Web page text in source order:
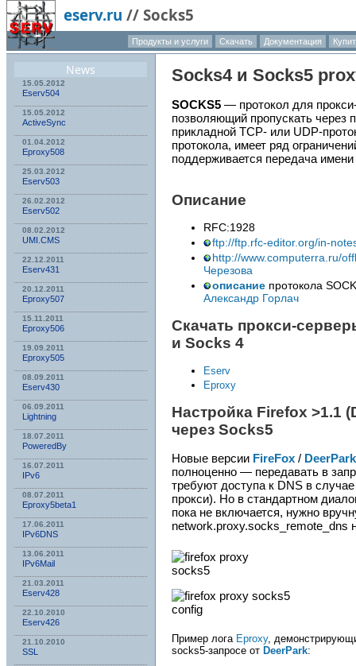
eserv.ru // Socks5
Продукты и услуги Скачать Документация
News
15.05.2012
Eserv504
15.05.2012
ActiveSync
01.04.2012
Eproxy508
25.03.2012
Eserv503
26.02.2012
Eserv502
08.02.2012
UMI.CMS
22.12.2011
Eserv431
20.12.2011
Eproxy507
15.11.2011
Eproxy506
19.09.2011
Eproxy505
08.09.2011
Eserv430
06.09.2011
Lightning
18.07.2011
PoweredBy
16.07.2011
IPv6
08.07.2011
Eproxy5beta1
17.06.2011
IPv6DNS
13.06.2011
IPv6Mail
21.03.2011
Eserv428
22.10.2010
Eserv426
21.10.2010
SSL
Socks4 и Socks5
SOCKS5 — протокол для
позволяющий пропускать через
прикладной TCP- или UDP-
протокола, имеет ряд
поддерживается передача
Описание
RFC:1928
ftp://ftp.rfc-editor.org/in-
http://www.computerra.ru/
Черезова
описание протокола
Александр Горлач
Скачать прокси-
и Socks 4
Eserv
Eproxy
Настройка Firefox >1.1
через Socks5
Новые версии FireFox / DeerPark
полноценно — передавать в
требуют доступа к DNS в
прокси). Но в стандартном
пока не включается, нужно
network.proxy.socks_remote_dns
Пример лога Eproxy,
socks5-запросе от DeerPark: